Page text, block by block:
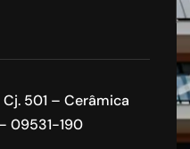
501 – Cerâmica
09531-190